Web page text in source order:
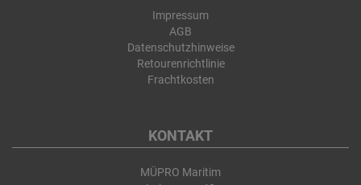
Impressum
AGB
Datenschutzhinweise
Retourenrichtlinie
Frachtkosten
KONTAKT
MÜPRO Maritim